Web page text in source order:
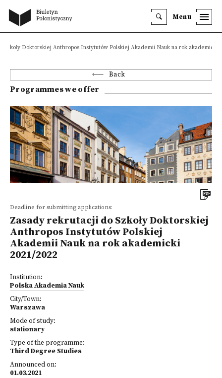
Menu
Szkoły Doktorskiej Anthropos Instytutów Polskiej Akademii Nauk na rok akademicki
Back
Programmes we offer
Deadline for submitting applications:
Zasady rekrutacji do Szkoły Doktorskiej
Anthropos Instytutów Polskiej
Akademii Nauk na rok akademicki
2021/2022
Institution:
Polska Akademia Nauk
City/Town:
Warszawa
Mode of study:
stationary
Type of the programme:
Third Degree Studies
Announced on:
01.03.2021